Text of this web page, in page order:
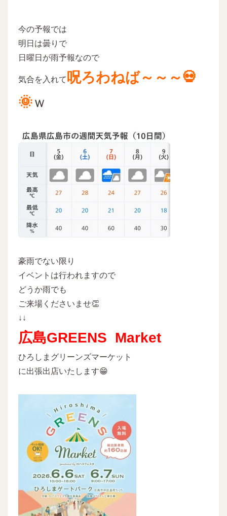
今の予報では
明日は曇りで
日曜日が雨予報なので
気合を入れて呪ろわねば～～～💀
🌞ｗ
豪雨でない限り
イベントは行われますので
どうか雨でも
ご来場くださいませ👏
↓↓
広島GREENS Market
ひろしまグリーンズマーケット
に出張出店いたします😁